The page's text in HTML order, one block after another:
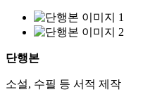
단행본
소설, 수필 등 서적 제작